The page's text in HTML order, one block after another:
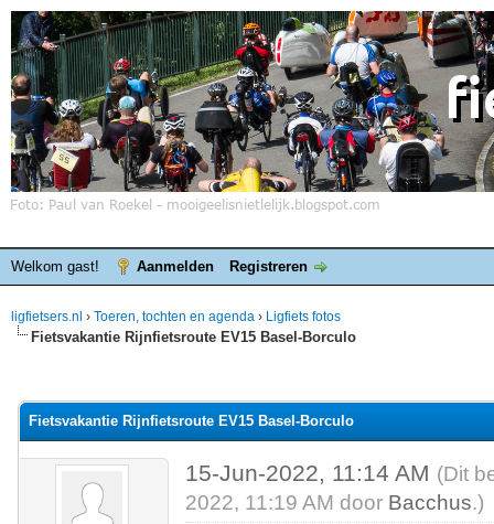
Welkom gast! Aanmelden Registreren
ligfietsers.nl › Toeren, tochten en agenda › Ligfiets fotos
Fietsvakantie Rijnfietsroute EV15 Basel-Borculo
Fietsvakantie Rijnfietsroute EV15 Basel-Borculo
15-Jun-2022, 11:14 AM (Dit
2022, 11:19 AM door Bacchus.)